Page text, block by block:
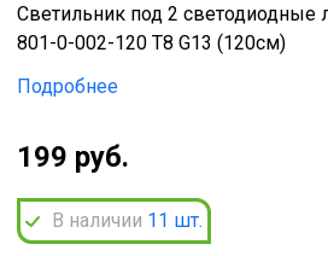
Светильник под 2 светодиодные
801-0-002-120 T8 G13 (120см)
Подробнее
199 руб.
В наличии 11 шт.